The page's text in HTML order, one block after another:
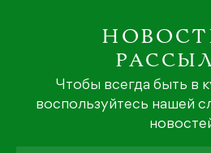
Чтобы всегда быть в
воспользуйтесь нашей